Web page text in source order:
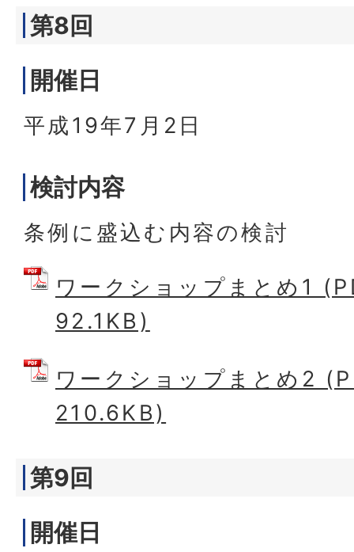
第8回
開催日
平成19年7月2日
検討内容
条例に盛込む内容の検討
ワークショップまとめ1
92.1KB)
ワークショップまとめ2
210.6KB)
第9回
開催日